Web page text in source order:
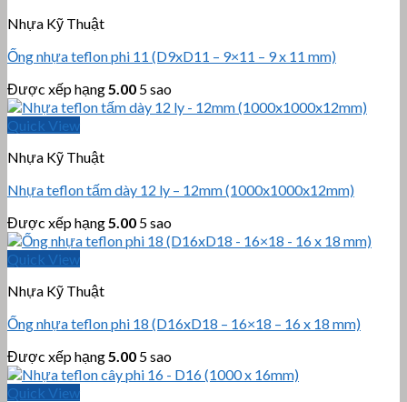
Nhựa Kỹ Thuật
Ống nhựa teflon phi 11 (D9xD11 – 9×11 – 9 x 11 mm)
Được xếp hạng 5.00 5 sao
Quick View
Nhựa Kỹ Thuật
Nhựa teflon tấm dày 12 ly – 12mm (1000x1000x12mm)
Được xếp hạng 5.00 5 sao
Quick View
Nhựa Kỹ Thuật
Ống nhựa teflon phi 18 (D16xD18 – 16×18 – 16 x 18 mm)
Được xếp hạng 5.00 5 sao
Quick View